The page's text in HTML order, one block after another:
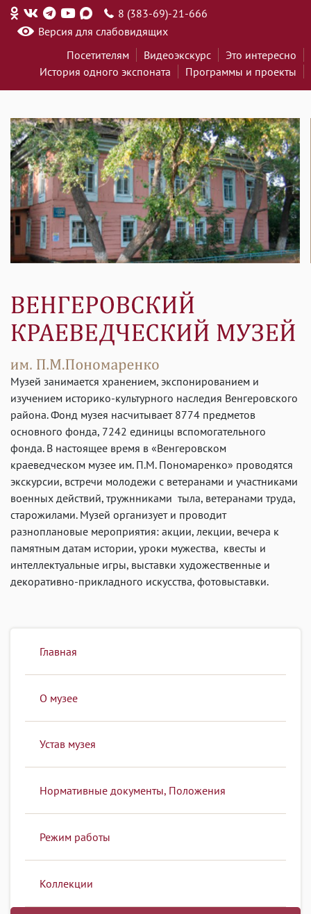
8 (383-69)-21-666
Версия для слабовидящих
Посетителям
Видеоэкскурс
Это интересно
История одного экспоната
Программы и проекты
Музей занимается хранением, экспонированием и
изучением историко-культурного наследия Венгеровского
района. Фонд музея насчитывает 8774 предметов
основного фонда, 7242 единицы вспомогательного
фонда. В настоящее время в «Венгеровском
краеведческом музее им. П.М. Пономаренко» проводятся
экскурсии, встречи молодежи с ветеранами и участниками
военных действий, тружнниками тыла, ветеранами труда,
старожилами. Музей организует и проводит
разноплановые мероприятия: акции, лекции, вечера к
памятным датам истории, уроки мужества, квесты и
интеллектуальные игры, выставки художественные и
декоративно-прикладного искусства, фотовыставки.
Главная
О музее
Устав музея
Нормативные документы, Положения
Режим работы
Коллекции